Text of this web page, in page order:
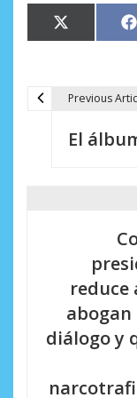
Compartir
en
X
(Twitter)
Previous
El
reduce
diálogo y